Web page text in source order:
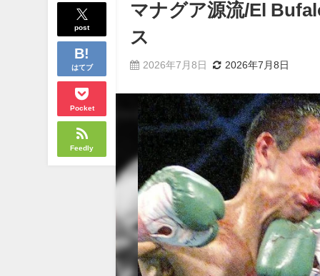
post
はてブ
Pocket
Feedly
マナグア源流/El
ス
2026年7月8日 2026年7月8日